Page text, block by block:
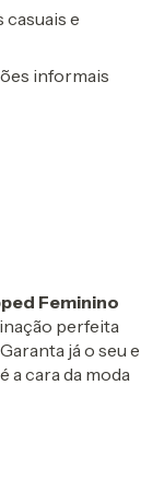
e
informais
Feminino
perfeita
já o seu e
a cara da moda